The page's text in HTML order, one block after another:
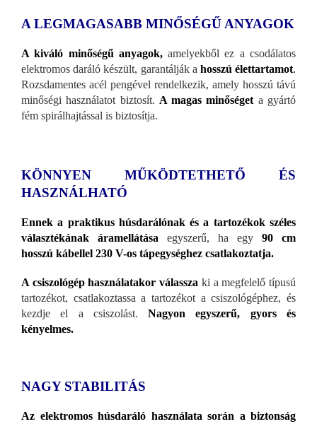
A LEGMAGASABB MINŐSÉGŰ ANYAGOK
A kiváló minőségű anyagok,amelyekből ez a csodálatos
elektromos daráló készült, garantálják a hosszú élettartamot.
Rozsdamentes acél pengével rendelkezik, amely hosszú távú
minőségi használatot biztosít. A magas minőséget a gyártó
fém spirálhajtással is biztosítja.
KÖNNYEN MŰKÖDTETHETŐ ÉS
HASZNÁLHATÓ
Ennek a praktikus húsdarálónak és a tartozékok széles
választékának áramellátása egyszerű, ha egy 90 cm
hosszú kábellel 230 V-os tápegységhez csatlakoztatja.
A csiszológép használatakor válassza ki a megfelelő típusú
tartozékot, csatlakoztassa a tartozékot a csiszológéphez, és
kezdje el a csiszolást.Nagyon egyszerű, gyors és
kényelmes.
NAGY STABILITÁS
Az elektromos húsdaráló használata során a biztonság